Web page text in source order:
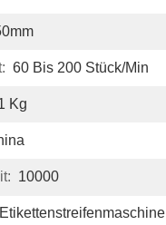
60 Bis 200 Stück/min
Kg
10000